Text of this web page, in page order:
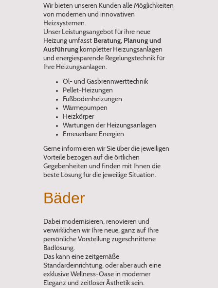
Wir bieten unseren Kunden alle Möglichkeiten
von modernen und innovativen
Heizsystemen.
Unser Leistungsangebot für ihre neue
Heizung umfasst Beratung, Planung und
Ausführungkompletter Heizungsanlagen
und energiesparende Regelungstechnik für
Ihre Heizungsanlagen.
Öl- und Gasbrennwerttechnik
Pellet-Heizungen
Fußbodenheizungen
Wärmepumpen
Heizkörper
Wartungen der Heizungsanlagen
Erneuerbare Energien
Gerne informieren wir Sie über die jeweiligen
Vorteile bezogen auf die örtlichen
Gegebenheiten und finden mit Ihnen die
beste Lösung für die jeweilige Situation.
Bäder
Dabei modernisieren, renovieren und
verwirklichen wir Ihre neue, ganz auf Ihre
persönliche Vorstellung zugeschnittene
Badlösung.
Das kann eine zeitgemäße
Standardeinrichtung, oder aber auch eine
exklusive Wellness-Oase in moderner
Eleganz und zeitloser Ästhetik sein.